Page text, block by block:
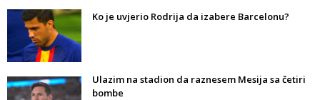
Ko je uvjerio Rodrija da izabere Barcelonu?
Ulazim na stadion da raznesem Mesija sa četiri
bombe